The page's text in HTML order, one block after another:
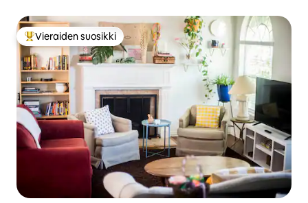
Vieraiden suosikkien parhaimmistoa
Vieraiden suosikki